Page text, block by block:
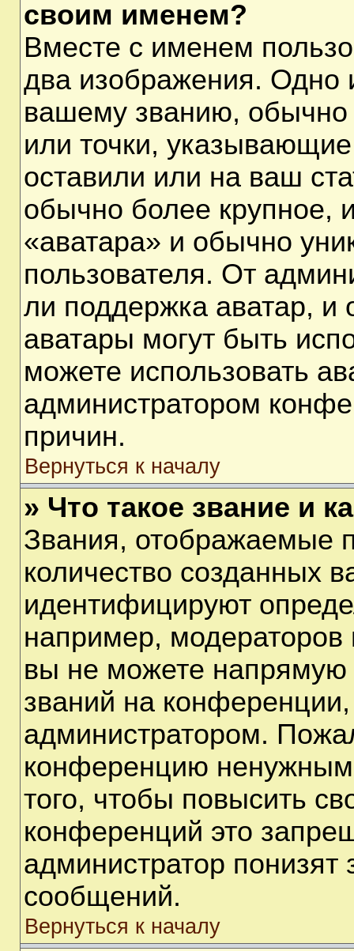
своим именем?
Вместе с именем
два изображения. Одно
вашему званию, обычно
или точки,
оставили или на ваш
обычно более крупное,
«аватара» и обычно
пользователя. От
ли поддержка аватар, и
аватары могут быть
можете использовать
администратором
причин.
Вернуться к началу
» Что такое звание и
Звания, отображаемые
количество созданных
идентифицируют
например,
вы не можете напрямую
званий на
администратором.
конференцию
того, чтобы повысить
конференций это
администратор понизят
сообщений.
Вернуться к началу